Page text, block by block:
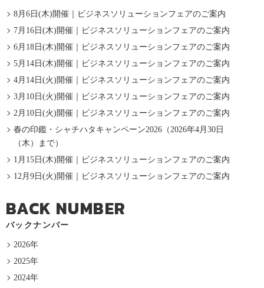
8月6日(木)開催｜ビジネスソリューションフェアのご案内
7月16日(木)開催｜ビジネスソリューションフェアのご案内
6月18日(木)開催｜ビジネスソリューションフェアのご案内
5月14日(木)開催｜ビジネスソリューションフェアのご案内
4月14日(火)開催｜ビジネスソリューションフェアのご案内
3月10日(火)開催｜ビジネスソリューションフェアのご案内
2月10日(火)開催｜ビジネスソリューションフェアのご案内
春の印鑑・シャチハタキャンペーン2026（2026年4月30日
（木）まで）
1月15日(木)開催｜ビジネスソリューションフェアのご案内
12月9日(火)開催｜ビジネスソリューションフェアのご案内
BACK NUMBER
バックナンバー
2026年
2025年
2024年